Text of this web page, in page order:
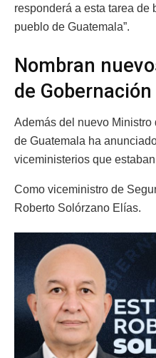
responderá a esta tarea de
pueblo de Guatemala”.
Nombran
de Gobernación
Además del nuevo
de Guatemala ha
viceministerios que
Como viceministro de
Roberto Solórzano Elías.